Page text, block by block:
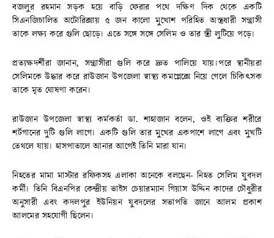
বজলুর রহমান সড়ক হয়ে বাড়ি ফেরার পথে দক্ষিণ দিক থেকে একটি
সিএনজিচালিত অটোরিক্সায় ৫ জন কালো মুখোশ পরিহিত অস্ত্রধারী সন্ত্রাসী
তাকে লক্ষ্য করে গুলি ছোড়ে। এতে সঙ্গে সঙ্গে সেলিম ও তার স্ত্রী লুটিয়ে পড়ে।
প্রত্যক্ষদর্শীরা জানান, সন্ত্রাসীরা গুলি করে দ্রুত পালিয়ে যায়।পরে স্থানীয়রা
সেলিমকে উদ্ধার করে রাউজান উপজেলা স্বাস্থ্য কমপ্লেক্সে নিয়ে গেলে চিকিৎসক
তাকে মৃত ঘোষণা করেন।
রাউজান উপজেলা স্বাস্থ্য কর্মকর্তা ডা. শাহাজান বলেন, ওই ব্যক্তির শরীরে
শর্টগানের দুটি গুলি লাগে। একটি গুলি তার মুখের একপাশে লাগে এবং মুখটি
তেথলে যায়। হাসপাতালে আনার আগেই তিনি মারা যান।
নিহতের মামা মাস্টার রফিকসহ এলাকা অনেকে বলছেন- নিহত সেলিম যুবদল
কর্মী। তিনি বিএনপির কেন্দ্রীয় ভাইস চেয়ারম্যান গিয়াস উদ্দিন কাদের চৌধুরীর
অনুসারী এবং কদলপুর ইউনিয়ন যুবদলের সভাপতি জানে আলম প্রকাশ
আলমের সহযোগী ছিলেন।